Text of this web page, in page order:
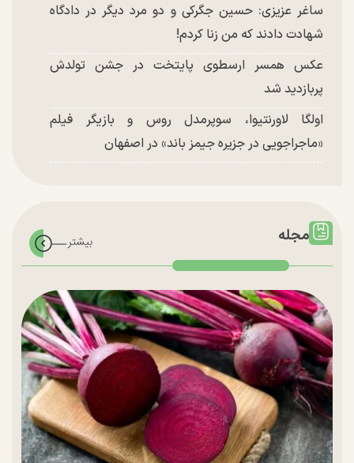
ساغر عزیزی: حسین جگرکی و دو مرد دیگر در دادگاه
شهادت دادند که من زنا کردم!
عکس همسر ارسطوی پایتخت در جشن تولدش
پربازدید شد
اولگا لاورنتیوا، سوپرمدل روس و بازیگر فیلم
«ماجراجویی در جزیره جیمز باند» در اصفهان
مجله